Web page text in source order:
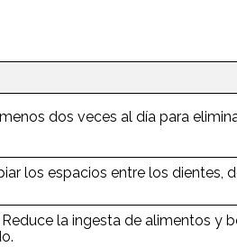
dos veces al día para
los espacios entre los dientes,
la ingesta de alimentos y